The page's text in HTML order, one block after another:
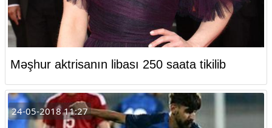
Məşhur aktrisanın libası 250 saata tikilib
24-05-2018 11:27